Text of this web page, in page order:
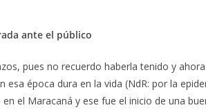
ante el público
pues no recuerdo haberla tenido y
época dura en la vida (NdR: por la
el Maracaná y ese fue el inicio de una